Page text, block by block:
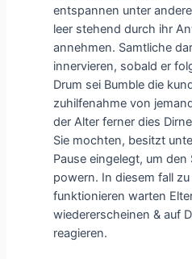
entspannen unter
leer stehend durch ihr
annehmen. Samtliche
innervieren, sobald er
Drum sei Bumble die
zuhilfenahme von
der Alter ferner dies
Sie mochten, besitzt
Pause eingelegt, um
powern. In diesem fall
funktionieren warten
wiedererscheinen & auf
reagieren.